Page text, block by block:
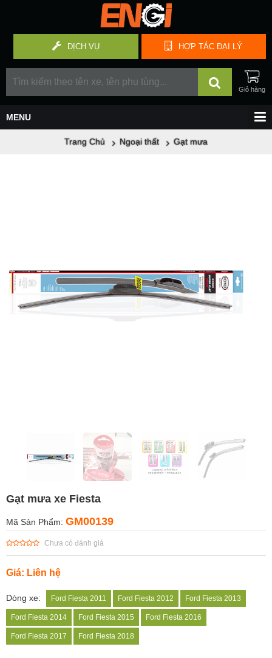
HỢP TÁC ĐẠI LÝ
DỊCH VỤ
Trang Chủ Ngoại thất Gạt mưa
Gạt mưa xe Fiesta
Mã Sản Phẩm: GM00139
Chưa có đánh giá
Giá: Liên hệ
Dòng xe: Ford Fiesta 2011 Ford Fiesta 2012 Ford Fiesta 2013
Ford Fiesta 2014 Ford Fiesta 2015 Ford Fiesta 2016
Ford Fiesta 2017 Ford Fiesta 2018